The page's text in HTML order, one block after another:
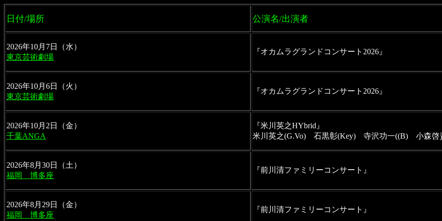
日付/場所 公演名/出演者
2026年10月7日（水）
東京芸術劇場
『オカムラグランドコンサート2026』
2026年10月6日（火）
東京芸術劇場
『オカムラグランドコンサート2026』
2026年10月2日（金）
千葉ANGA
『米川英之HYbrid』
米川英之(G.Vo)　石黒彰(Key)　寺沢功一((B)　小森啓
2026年8月30日（土）
福岡　博多座
『前川清ファミリーコンサート』
2026年8月29日（金）
福岡　博多座
『前川清ファミリーコンサート』